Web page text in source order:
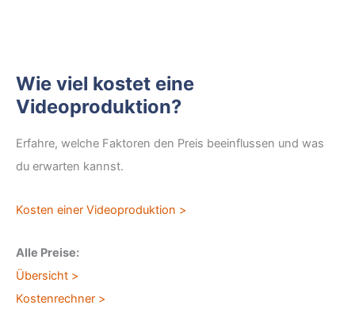
Wie viel kostet eine
Videoproduktion?
Erfahre, welche Faktoren den Preis beeinflussen und was
du erwarten kannst.
Kosten einer Videoproduktion >
Alle Preise:
Übersicht >
Kostenrechner >